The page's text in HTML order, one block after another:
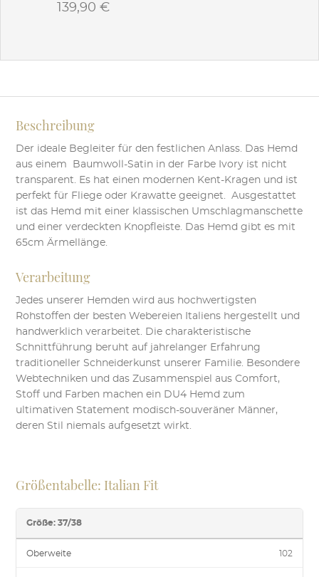
139,90€
Varianten
Die
Optionen
können
auf
der
Produktseite
gewählt
werden
Beschreibung
Der ideale Begleiter für den festlichen Anlass. Das Hemd
aus einem Baumwoll-Satin in der Farbe Ivory ist nicht
transparent. Es hat einen modernen Kent-Kragen und ist
perfekt für Fliege oder Krawatte geeignet. Ausgestattet
ist das Hemd mit einer klassischen Umschlagmanschette
und einer verdeckten Knopfleiste. Das Hemd gibt es mit
65cm Ärmellänge.
Verarbeitung
Jedes unserer Hemden wird aus hochwertigsten
Rohstoffen der besten Webereien Italiens hergestellt und
handwerklich verarbeitet. Die charakteristische
Schnittführung beruht auf jahrelanger Erfahrung
traditioneller Schneiderkunst unserer Familie. Besondere
Webtechniken und das Zusammenspiel aus Comfort,
Stoff und Farben machen ein DU4 Hemd zum
ultimativen Statement modisch-souveräner Männer,
deren Stil niemals aufgesetzt wirkt.
Größentabelle: Italian Fit
Größe: 37/38
Oberweite 102